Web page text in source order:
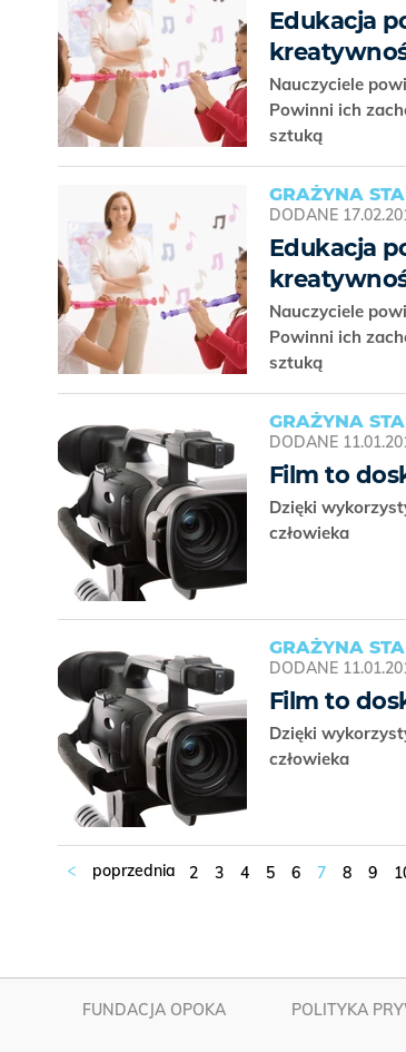
Edukacja
Nauczyciele
Powinni ich
sztuką
GRAŻYNA
DODANE
Edukacja
Nauczyciele
Powinni ich
sztuką
GRAŻYNA
DODANE
Film to
Dzięki
człowieka
GRAŻYNA
DODANE
Film to
Dzięki
człowieka
2 3 4 5 6 7 8 9
FUNDACJA OPOKA POLITYKA